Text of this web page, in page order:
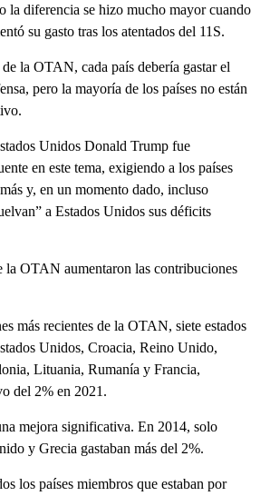
la diferencia se hizo mucho mayor cuando
su gasto tras los atentados del 11S.
la OTAN, cada país debería gastar el
pero la mayoría de los países no están
Unidos Donald Trump fue
en este tema, exigiendo a los países
y, en un momento dado, incluso
a Estados Unidos sus déficits
la OTAN aumentaron las contribuciones
más recientes de la OTAN, siete estados
Unidos, Croacia, Reino Unido,
Lituania, Rumanía y Francia,
del 2% en 2021.
mejora significativa. En 2014, solo
y Grecia gastaban más del 2%.
los países miembros que estaban por